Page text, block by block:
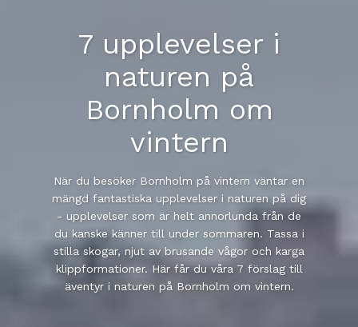
7 upplevelser i
naturen på
Bornholm om
vintern
När du besöker Bornholm på vintern väntar en
mängd fantastiska upplevelser i naturen på dig
- upplevelser som är helt annorlunda från de
du kanske känner till under sommaren. Tassa i
stilla skogar, njut av brusande vågor och karga
klippformationer. Här får du våra 7 förslag till
äventyr i naturen på Bornholm om vintern.